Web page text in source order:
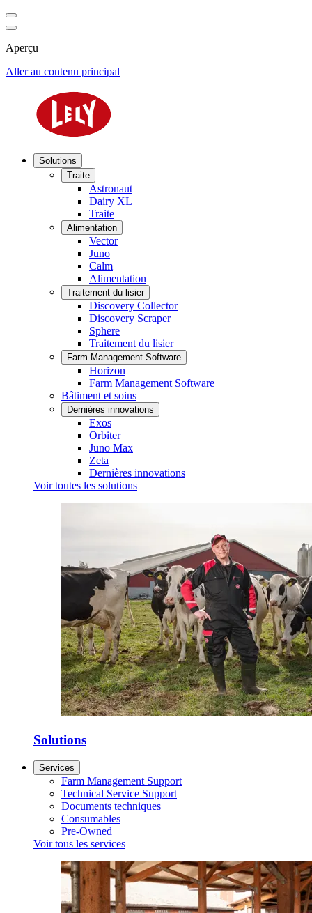
Aperçu
Aller au contenu principal
Solutions
Traite
Astronaut
Dairy XL
Traite
Alimentation
Vector
Juno
Calm
Alimentation
Traitement du lisier
Discovery Collector
Discovery Scraper
Sphere
Traitement du lisier
Farm Management Software
Horizon
Farm Management Software
Bâtiment et soins
Dernières innovations
Exos
Orbiter
Juno Max
Zeta
Dernières innovations
Voir toutes les solutions
Solutions
Services
Farm Management Support
Technical Service Support
Documents techniques
Consumables
Pre-Owned
Voir tous les services